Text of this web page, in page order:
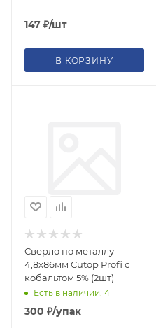
147 ₽/шт
В КОРЗИНУ
Сверло по металлу
4,8х86мм Cutop Profi с
кобальтом 5% (2шт)
Есть в наличии: 4
300 ₽/упак